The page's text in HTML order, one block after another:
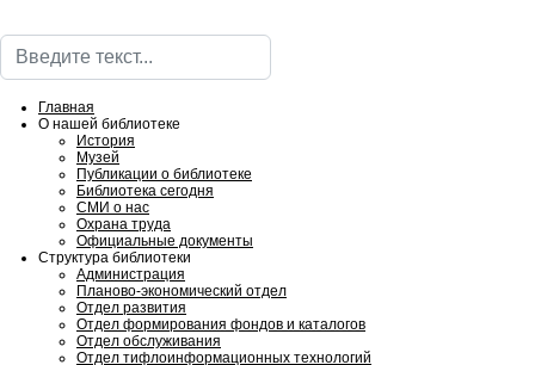
Поиск
Главная
О нашей библиотеке
История
Музей
Публикации о библиотеке
Библиотека сегодня
СМИ о нас
Охрана труда
Официальные документы
Структура библиотеки
Администрация
Планово-экономический отдел
Отдел развития
Отдел формирования фондов и каталогов
Отдел обслуживания
Отдел тифлоинформационных технологий